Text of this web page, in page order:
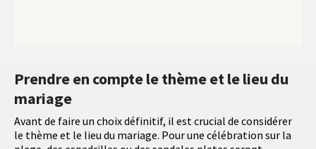
Prendre en compte le thème et le lieu du
mariage
Avant de faire un choix définitif, il est crucial de considérer
le thème et le lieu du mariage. Pour une célébration sur la